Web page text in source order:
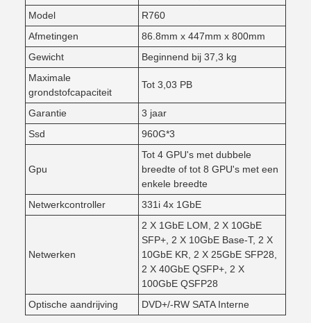
Model
R760
Afmetingen
86.8mm x 447mm x 800mm
Gewicht
Beginnend bij 37,3 kg
Maximale
grondstofcapaciteit
Tot 3,03 PB
Garantie
3 jaar
Ssd
960G*3
Gpu
Tot 4 GPU's met dubbele
breedte of tot 8 GPU's met een
enkele breedte
Netwerkcontroller
331i 4x 1GbE
Netwerken
2 X 1GbE LOM, 2 X 10GbE
SFP+, 2 X 10GbE Base-T, 2 X
10GbE KR, 2 X 25GbE SFP28,
2 X 40GbE QSFP+, 2 X
100GbE QSFP28
Optische aandrijving
DVD+/-RW SATA Interne